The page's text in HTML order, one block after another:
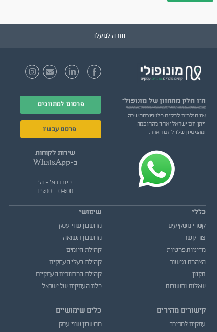
חזרה למעלה
היו חלק מהחזון של מונופולי
אנו חולמים להקים פלטפורמה שבה
ייתן יזם ישראלי אחד מהחוכמה
ומהניסיון שלו ליזם האחר.
פרסום למתווכים
פרסם עכשיו
שירות לקוחות
ב-WhatsApp
בימים א' - ה'
09:00 - 15:00
כללי
קשרי משקיעים
צור קשר
מדיניות פרטיות
הצהרת נגישות
תקנון
שאלות ותשובות
קישורים מהירים
עסקים למכירה
שימושי
מחשבון שווי עסק
מחשבון תשואה
קהילת היזמים
קהילת בעלי העסקים
קהילת המתווכים העסקיים
בלוג העסקים של ישראל
כלים שימושיים
מחשבון שווי עסק